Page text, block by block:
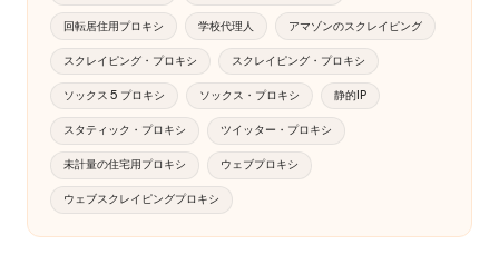
回転居住用プロキシ 学校代理人 アマゾンのスクレイピング
スクレイピング・プロキシ スクレイピング・プロキシ
ソックス 5 プロキシ ソックス・プロキシ 静的IP
スタティック・プロキシ ツイッター・プロキシ
未計量の住宅用プロキシ ウェブプロキシ
ウェブスクレイピングプロキシ